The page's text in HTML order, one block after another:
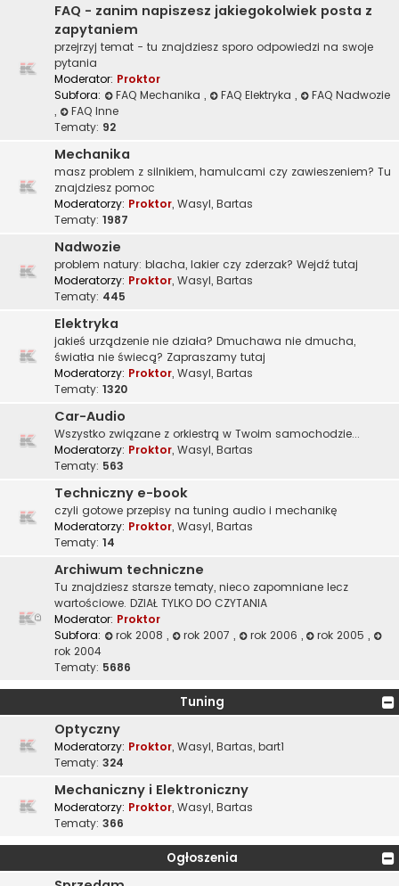
FAQ - zanim napiszesz jakiegokolwiek posta z
zapytaniem
przejrzyj temat - tu znajdziesz sporo odpowiedzi na swoje
pytania
Moderator: Proktor
Subfora:
FAQ Mechanika , FAQ Elektryka ,
FAQ Nadwozie
,
FAQ Inne
Tematy: 92
Mechanika
masz problem z silnikiem, hamulcami czy zawieszeniem? Tu
znajdziesz pomoc
Moderatorzy: Proktor, Wasyl, Bartas
Tematy: 1987
Nadwozie
problem natury: blacha, lakier czy zderzak? Wejdź tutaj
Moderatorzy: Proktor, Wasyl, Bartas
Tematy: 445
Elektryka
jakieś urządzenie nie działa? Dmuchawa nie dmucha,
światła nie świecą? Zapraszamy tutaj
Moderatorzy: Proktor, Wasyl, Bartas
Tematy: 1320
Car-Audio
Wszystko związane z orkiestrą w Twoim samochodzie...
Moderatorzy: Proktor, Wasyl, Bartas
Tematy: 563
Techniczny e-book
czyli gotowe przepisy na tuning audio i mechanikę
Moderatorzy: Proktor, Wasyl, Bartas
Tematy: 14
Archiwum techniczne
Tu znajdziesz starsze tematy, nieco zapomniane lecz
wartościowe. DZIAŁ TYLKO DO CZYTANIA
Moderator: Proktor
Subfora:
rok 2008 , rok 2007 , rok 2006 , rok 2005,
rok 2004
Tematy: 5686
Tuning
Optyczny
Moderatorzy: Proktor, Wasyl, Bartas, bart1
Tematy: 324
Mechaniczny i Elektroniczny
Moderatorzy: Proktor, Wasyl, Bartas
Tematy: 366
Ogłoszenia